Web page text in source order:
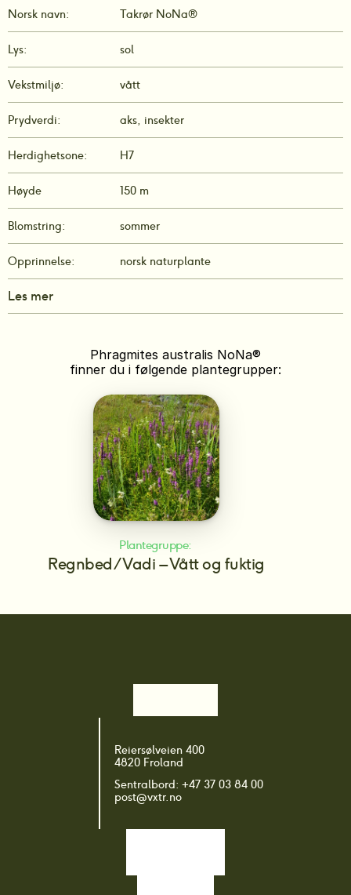
Norsk navn: Takrør NoNa®
Lys: sol
Vekstmiljø: vått
Prydverdi: aks, insekter
Herdighetsone: H7
Høyde 150 m
Blomstring: sommer
Opprinnelse: norsk naturplante
Les mer
Phragmites australis NoNa®
finner du i følgende plantegrupper:
Plantegruppe:
Regnbed/Vadi – Vått og fuktig
Reiersølveien 400
4820 Froland
Sentralbord: +47 37 03 84 00
post@vxtr.no